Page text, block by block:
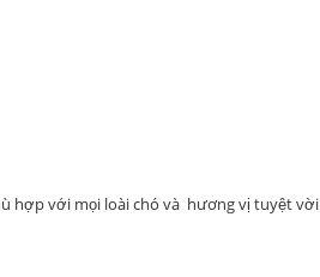
hợp với mọi loài chó và hương vị tuyệt vời